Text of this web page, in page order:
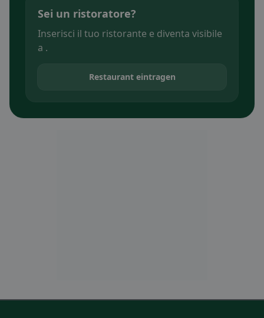
Sei un ristoratore?
Inserisci il tuo ristorante e diventa visibile
a .
Restaurant eintragen